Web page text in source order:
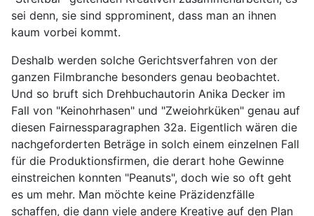
sei denn, sie sind spprominent, dass man an ihnen
kaum vorbei kommt.
Deshalb werden solche Gerichtsverfahren von der
ganzen Filmbranche besonders genau beobachtet.
Und so bruft sich Drehbuchautorin Anika Decker im
Fall von "Keinohrhasen" und "Zweiohrküken" genau auf
diesen Fairnessparagraphen 32a. Eigentlich wären die
nachgeforderten Beträge in solch einem einzelnen Fall
für die Produktionsfirmen, die derart hohe Gewinne
einstreichen konnten "Peanuts", doch wie so oft geht
es um mehr. Man möchte keine Präzidenzfälle
schaffen, die dann viele andere Kreative auf den Plan